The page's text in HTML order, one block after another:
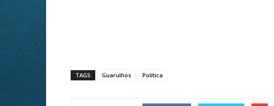
TAGS Guarulhos Política